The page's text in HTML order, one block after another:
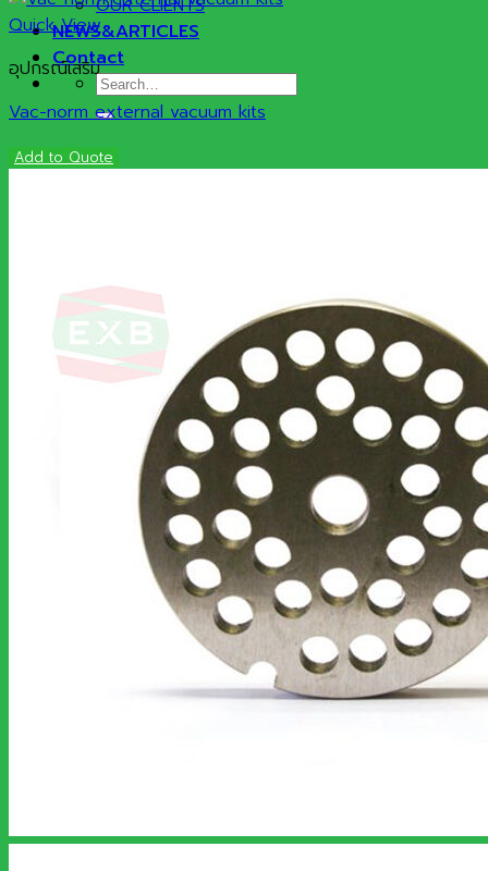
OUR CLIENTS
NEWS&ARTICLES
Contact
Search
for:
Quick View
อุปกรณ์เสริม
Vac-norm external vacuum kits
Add to Quote